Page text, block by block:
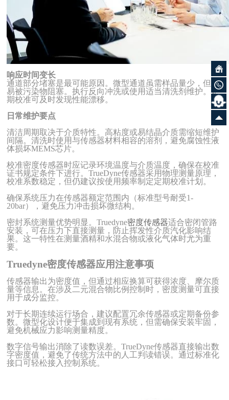
响应时间变长
通道部分堵塞是最可能原因。微型通道虽需样品量少，但也
易被污染物阻塞。执行反向冲洗或使用适当清洗剂维护。定
期校准可及时发现性能漂移。
日常维护要点
清洁周期取决于介质特性。高粘度或易结晶介质需缩短维护
间隔。清洗时使用与传感器材料相容的溶剂，避免腐蚀性液
体损坏MEMS芯片。
校准密度传感器时应记录环境温度与介质温度，确保在校准
证书规定条件下进行。TrueDyne传感器采用物理测量原理，
校准系数稳定，但仍建议按使用频率制定定期校准计划。
确保系统压力在传感器额定范围内（标准型号耐受1-
20bar），避免压力冲击损坏微结构。
密封系统测量优势明显。Truedyne密度传感器适合密闭管路
安装，可在压力下直接测量，防止挥发性介质汽化影响结
果。这一特性在测量酒精和水混合物或液化气体时尤为重
要。
Truedyne密度传感器应用注意事项
传感器输出为密度值，但通过相应换算可获得浓度、摩尔质
量等信息。在涉及二元混合物比例控制时，密度测量可直接
用于成分监控。
对于长期连续运行场合，建议配置冗余传感器或定期备份参
数。微型化设计便于集成到现有系统，但需确保安装牢固，
避免机械应力影响测量精度。
数字信号输出消除了读数误差。TrueDyne传感器直接输出数
字密度值，避免了传统方法中的人工判读错误。通过标准化
接口可轻松接入控制系统。